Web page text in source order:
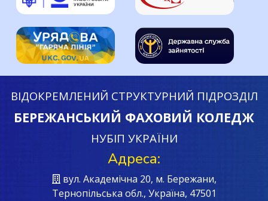
ВІДОКРЕМЛЕНИЙ СТРУКТУРНИЙ ПІДРОЗДІЛ
БЕРЕЖАНСЬКИЙ ФАХОВИЙ КОЛЕДЖ
НУБІП УКРАЇНИ
Адреса:
вул. Академічна 20, м. Бережани,
Тернопільська обл., Україна, 47501